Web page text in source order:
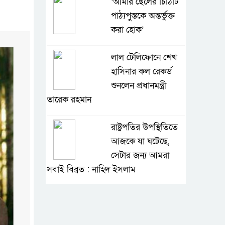
পাঠ্যপুস্তকে অন্তর্ভুক্ত
করা হোক’
লাল টেলিফোনে শেখ
হাসিনার কল রেকর্ড
শুনলেন প্রধানমন্ত্রী
তারেক রহমান
রাষ্ট্রপতির উপস্থিতিতে
আজকে যা ঘটেছে,
সেটার জন্য আমরা
সবাই বিব্রত : নাহিদ ইসলাম